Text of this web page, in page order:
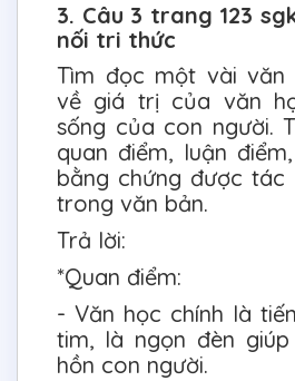
3. Câu 3 trang 123
nối tri thức
Tìm đọc một vài văn
về giá trị của văn
sống của con người.
quan điểm, luận
bằng chứng được
trong văn bản.
Trả lời:
*Quan điểm:
- Văn học chính là
tim, là ngọn đèn
hồn con người.